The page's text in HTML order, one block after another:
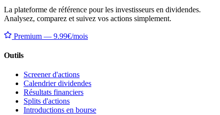
La plateforme de référence pour les investisseurs en dividendes.
Analysez, comparez et suivez vos actions simplement.
Premium — 9.99€/mois
Outils
Screener d'actions
Calendrier dividendes
Résultats financiers
Splits d'actions
Introductions en bourse